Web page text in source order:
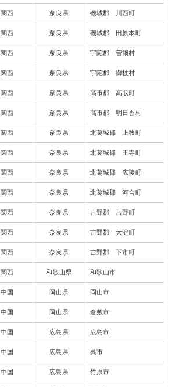
関西 奈良県 磯城郡 川西町
関西 奈良県 磯城郡 田原本町
関西 奈良県 宇陀郡 曽爾村
関西 奈良県 宇陀郡 御杖村
関西 奈良県 高市郡 高取町
関西 奈良県 高市郡 明日香村
関西 奈良県 北葛城郡 上牧町
関西 奈良県 北葛城郡 王寺町
関西 奈良県 北葛城郡 広陵町
関西 奈良県 北葛城郡 河合町
関西 奈良県 吉野郡 吉野町
関西 奈良県 吉野郡 大淀町
関西 奈良県 吉野郡 下市町
関西 和歌山県 和歌山市
中国 岡山県 岡山市
中国 岡山県 倉敷市
中国 広島県 広島市
中国 広島県 呉市
中国 広島県 竹原市